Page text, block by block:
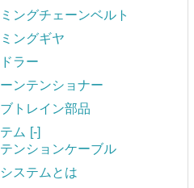
ングチェーンベルト
ングギヤ
ラー
ンテンショナー
トレイン部品
ム [-]
ンションケーブル
ステムとは